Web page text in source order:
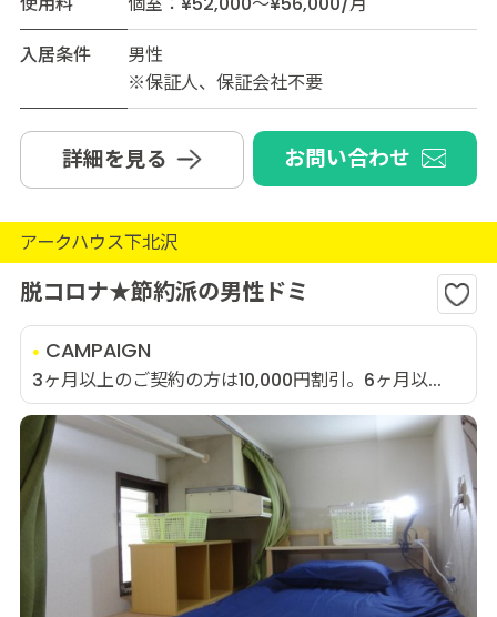
入居条件
男性
※保証人、保証会社不要
詳細を見る お問い合わせ
アークハウス下北沢
脱コロナ★節約派の男性ドミ
CAMPAIGN
3ヶ月以上のご契約の方は10,000円割引。6ヶ月以...